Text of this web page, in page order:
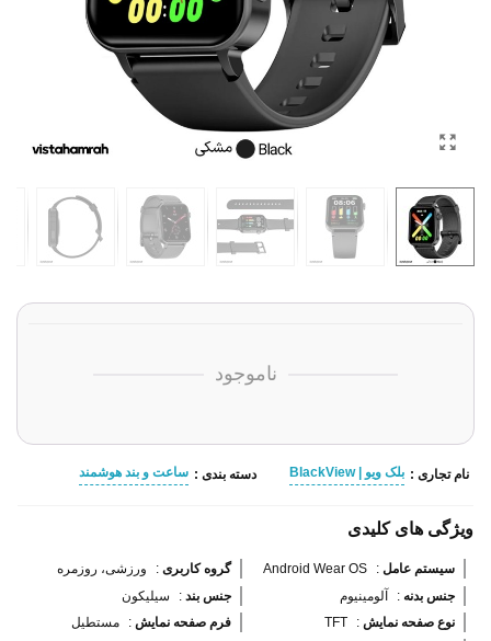
ناموجود
نام تجاری : بلک ویو | BlackView دسته بندی : ساعت و بند هوشمند
ویژگی های کلیدی
سیستم عامل :
Android Wear OS گروه کاربری :
ورزشی، روزمره
جنس بدنه : آلومینیوم جنس بند :
سیلیکون
نوع صفحه نمایش :
TFT فرم صفحه نمایش :
مستطیل